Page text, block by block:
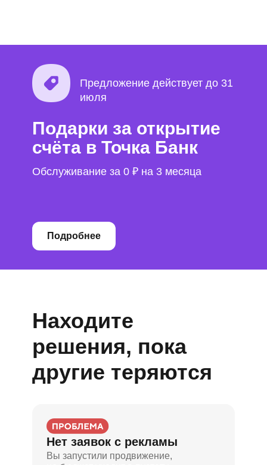
Подарки за открытие
счёта в Точка Банк
Подробнее
Обслуживание за 0 ₽ на 3 месяца
Предложение действует до 31
июля
Находите
решения, пока
другие теряются
Нет заявок с рекламы
Вы запустили продвижение,